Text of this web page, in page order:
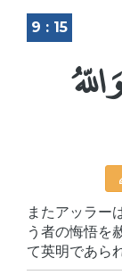
9 : 15
またアッラー
う者の悔悟を
て英明であら